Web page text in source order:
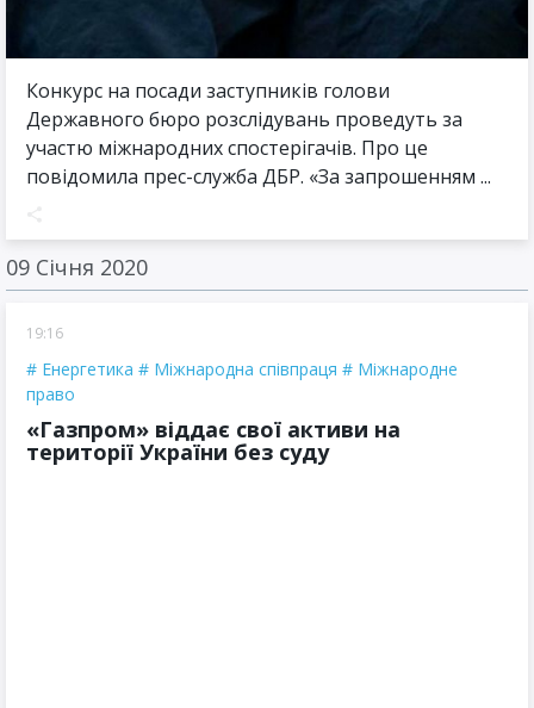
Конкурс на посади заступників голови
Державного бюро розслідувань проведуть за
участю міжнародних спостерігачів. Про це
повідомила прес-служба ДБР. «За запрошенням ...
09 Січня 2020
19:16
Енергетика Міжнародна співпраця
Міжнародне
право
«Газпром» віддає свої активи на
території України без суду